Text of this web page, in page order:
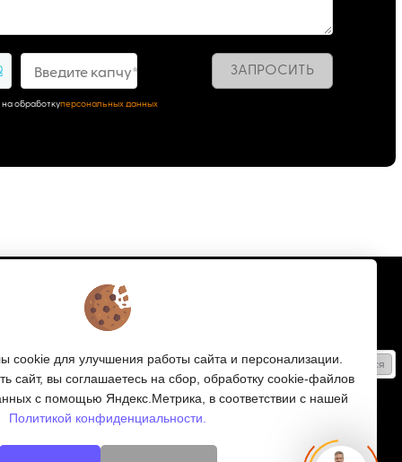
Введите капчу* ЗАПРОСИТЬ
на обработкуперсональных данных
Подписка
Получайте только полезные статьи!
Подписаться
Согласен на обработку
Мы в соцсетях:
для улучшения работы сайта и персонализации.
сайт, вы соглашаетесь на сбор, обработку cookie-файлов
с помощью Яндекс.Метрика, в соответствии с нашей
Политикой конфиденциальности.